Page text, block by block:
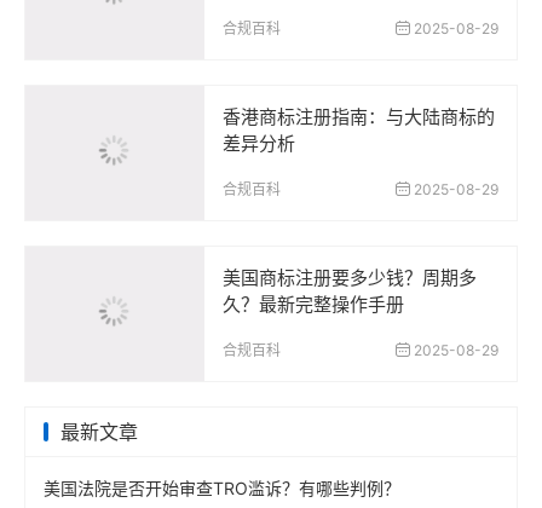
合规百科 2025-08-29
香港商标注册指南：与大陆商标的
差异分析
合规百科 2025-08-29
美国商标注册要多少钱？周期多
久？最新完整操作手册
合规百科 2025-08-29
最新文章
美国法院是否开始审查TRO滥诉？有哪些判例？